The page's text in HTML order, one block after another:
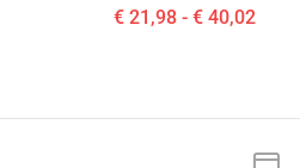
€ 21,98 - € 40,02